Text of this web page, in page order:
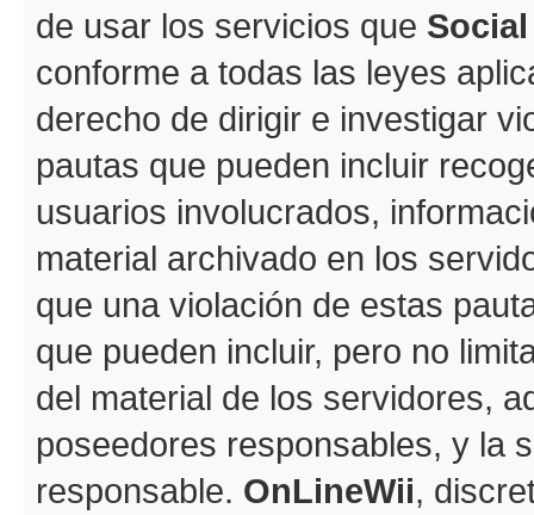
de usar los servicios que
conforme a todas las leyes
derecho de dirigir e investigar
pautas que pueden incluir
usuarios involucrados,
material archivado en los
que una violación de estas
que pueden incluir, pero no
del material de los servidores,
poseedores responsables, y la
responsable. OnLineWii,